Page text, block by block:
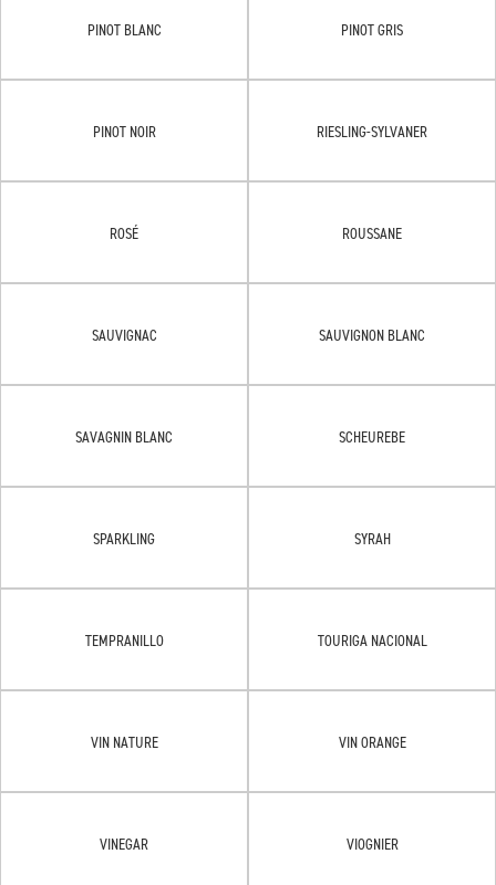
PINOT BLANC PINOT GRIS
PINOT NOIR RIESLING-SYLVANER
ROSÉ ROUSSANE
SAUVIGNAC SAUVIGNON BLANC
SAVAGNIN BLANC SCHEUREBE
SPARKLING SYRAH
TEMPRANILLO TOURIGA NACIONAL
VIN NATURE VIN ORANGE
VINEGAR VIOGNIER